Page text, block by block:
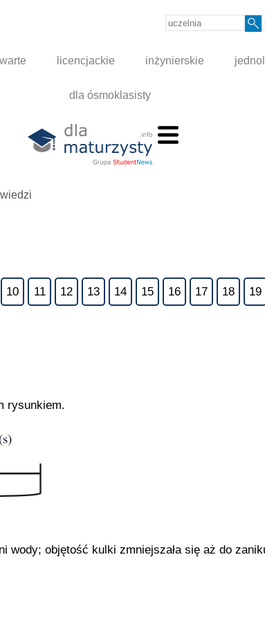
licencjackie inżynierskie
dla ósmoklasisty
10 11 12 13 14 15 16 17 18 19
rysunkiem.
wody; objętość kulki zmniejszała się aż do